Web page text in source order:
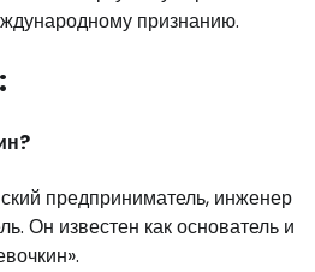
признанию.
предприниматель, инженер
Он известен как основатель и